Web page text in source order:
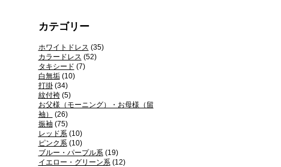
カテゴリー
ホワイトドレス (35)
カラードレス (52)
タキシード (7)
白無垢(10)
打掛(34)
紋付袴(5)
お父様（モーニング）・お母様（留
袖）
(26)
振袖(75)
レッド系(10)
ピンク系(10)
ブルー・パープル系(19)
イエロー・グリーン系(12)